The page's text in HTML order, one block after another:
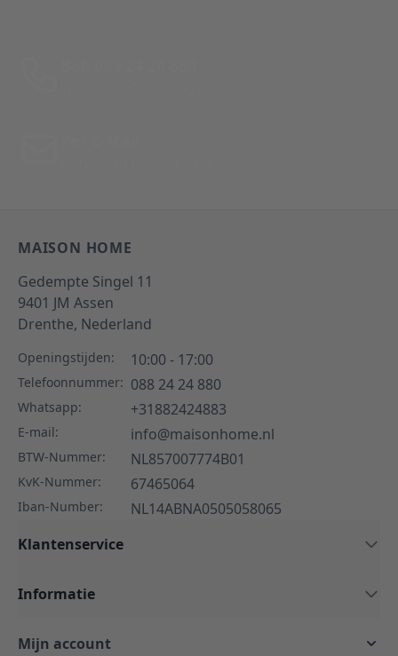
MAISON HOME
Gedempte Singel 11
9401 JM Assen
Drenthe, Nederland
Openingstijden: 10:00 - 17:00
Telefoonnummer: 088 24 24 880
Whatsapp: +31882424883
E-mail: info@maisonhome.nl
BTW-Nummer: NL857007774B01
KvK-Nummer: 67465064
Iban-Number:
NL14ABNA0505058065
Klantenservice
Informatie
Mijn account